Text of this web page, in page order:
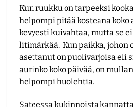
Kun ruukku on tarpeeksi
helpompi pitää kosteana koko
kevyesti kuivahtaa, mutta se ei
litimärkää. Kun paikka, johon
asettanut on puolivarjoisa eli
aurinko koko päivää, on
helpompi huolehtia.
Sateessa kukinnoista